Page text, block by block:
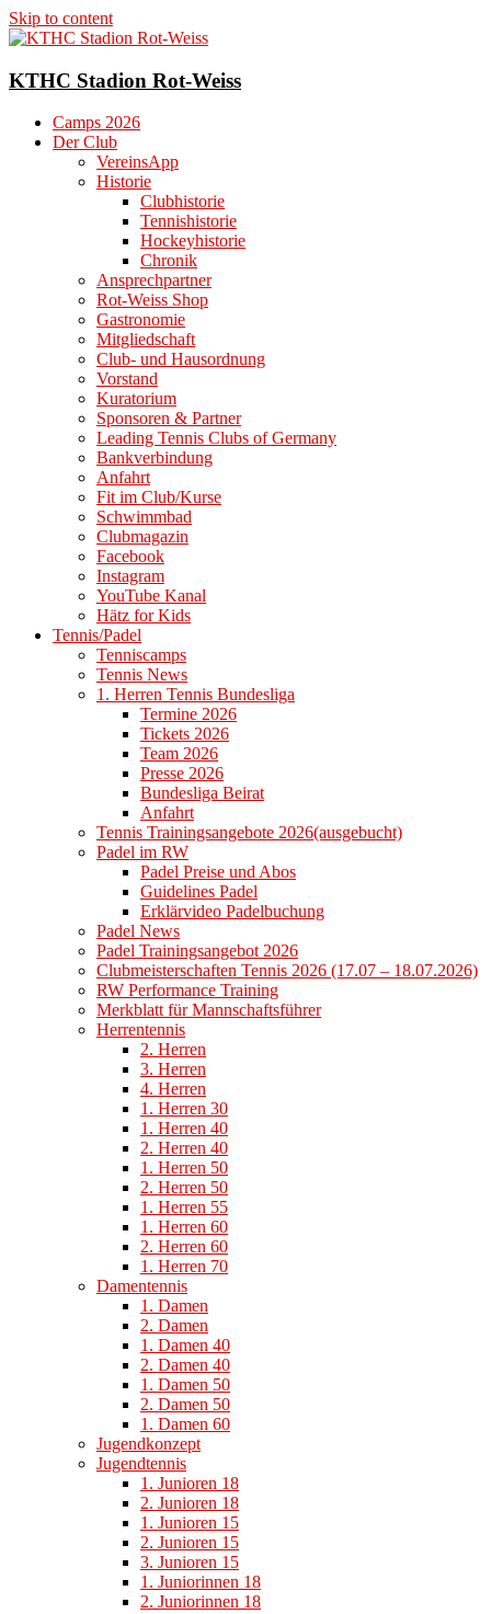
Skip to content
KTHC Stadion Rot-Weiss
Camps 2026
Der Club
VereinsApp
Historie
Clubhistorie
Tennishistorie
Hockeyhistorie
Chronik
Ansprechpartner
Rot-Weiss Shop
Gastronomie
Mitgliedschaft
Club- und Hausordnung
Vorstand
Kuratorium
Sponsoren & Partner
Leading Tennis Clubs of Germany
Bankverbindung
Anfahrt
Fit im Club/Kurse
Schwimmbad
Clubmagazin
Facebook
Instagram
YouTube Kanal
Hätz for Kids
Tennis/Padel
Tenniscamps
Tennis News
1. Herren Tennis Bundesliga
Termine 2026
Tickets 2026
Team 2026
Presse 2026
Bundesliga Beirat
Anfahrt
Tennis Trainingsangebote 2026(ausgebucht)
Padel im RW
Padel Preise und Abos
Guidelines Padel
Erklärvideo Padelbuchung
Padel News
Padel Trainingsangebot 2026
Clubmeisterschaften Tennis 2026 (17.07 – 18.07.2026)
RW Performance Training
Merkblatt für Mannschaftsführer
Herrentennis
2. Herren
3. Herren
4. Herren
1. Herren 30
1. Herren 40
2. Herren 40
1. Herren 50
2. Herren 50
1. Herren 55
1. Herren 60
2. Herren 60
1. Herren 70
Damentennis
1. Damen
2. Damen
1. Damen 40
2. Damen 40
1. Damen 50
2. Damen 50
1. Damen 60
Jugendkonzept
Jugendtennis
1. Junioren 18
2. Junioren 18
1. Junioren 15
2. Junioren 15
3. Junioren 15
1. Juniorinnen 18
2. Juniorinnen 18